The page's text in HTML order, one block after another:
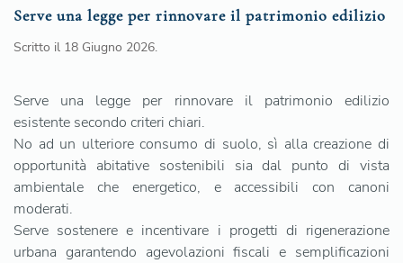
Serve una legge per rinnovare il patrimonio edilizio
Scritto il 18 Giugno 2026.
Serve una legge per rinnovare il patrimonio edilizio
esistente secondo criteri chiari.
No ad un ulteriore consumo di suolo, sì alla creazione di
opportunità abitative sostenibili sia dal punto di vista
ambientale che energetico, e accessibili con canoni
moderati.
Serve sostenere e incentivare i progetti di rigenerazione
urbana garantendo agevolazioni fiscali e semplificazioni